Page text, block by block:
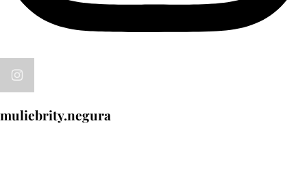
muliebrity.negura